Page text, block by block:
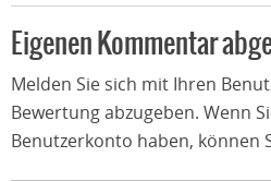
Eigenen Kommentar
Melden Sie sich mit Ihren
Bewertung abzugeben. Wenn
Benutzerkonto haben, können